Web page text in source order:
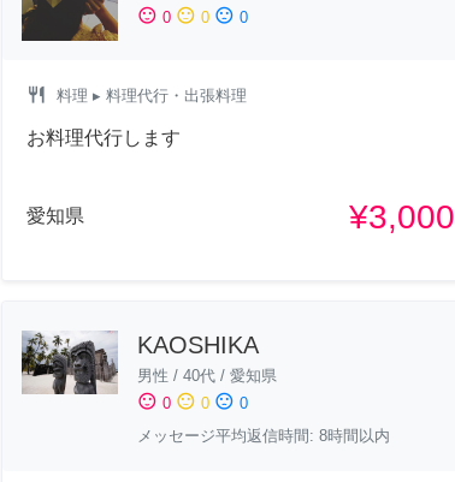
sentiment_satisfied 0 sentiment_neutral 0 sentiment_dissatisfied 0
restaurant 料理 ▸ 料理代行・出張料理
お料理代行します
愛知県 ¥3,000
KAOSHIKA
男性 / 40代 / 愛知県
sentiment_satisfied 0 sentiment_neutral 0 sentiment_dissatisfied 0
メッセージ平均返信時間: 8時間以内